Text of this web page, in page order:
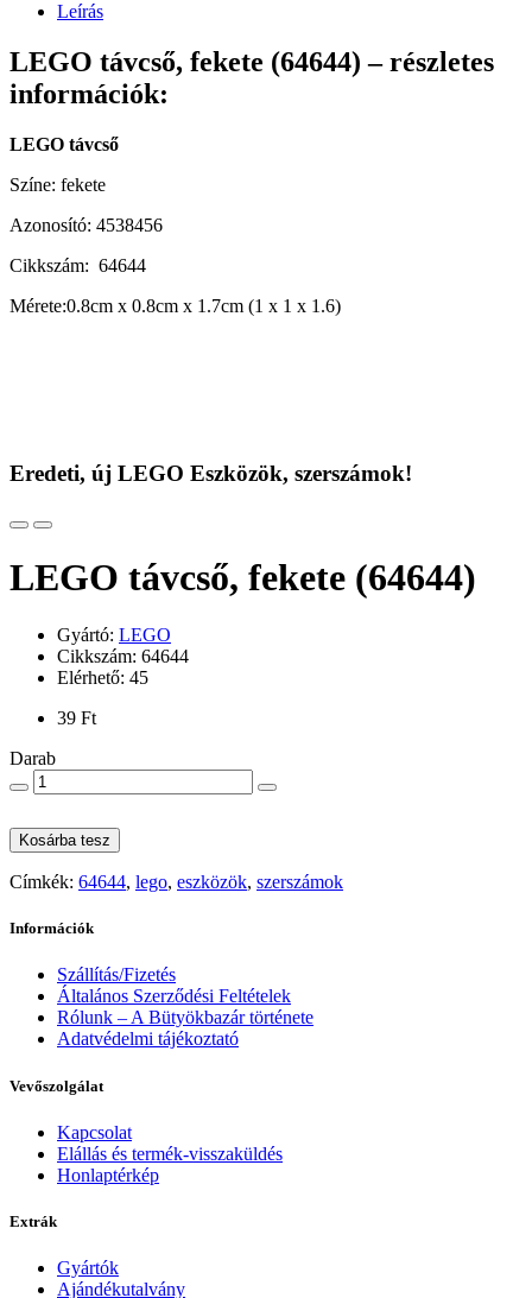
Leírás
LEGO távcső, fekete (64644) – részletes
információk:
LEGO távcső
Színe: fekete
Azonosító: 4538456
Cikkszám: 64644
Mérete:0.8cm x 0.8cm x 1.7cm (1 x 1 x 1.6)
Eredeti, új LEGO Eszközök, szerszámok!
LEGO távcső, fekete (64644)
Gyártó: LEGO
Cikkszám: 64644
Elérhető: 45
39 Ft
Darab
Kosárba tesz
Címkék: 64644, lego, eszközök, szerszámok
Információk
Szállítás/Fizetés
Általános Szerződési Feltételek
Rólunk – A Bütyökbazár története
Adatvédelmi tájékoztató
Vevőszolgálat
Kapcsolat
Elállás és termék-visszaküldés
Honlaptérkép
Extrák
Gyártók
Ajándékutalvány